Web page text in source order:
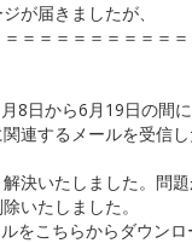
が届きましたが、
＝＝＝＝＝＝＝＝＝
8日から6月19日の間
連するメールを受信
決いたしました。問
いたしました。
をこちらからダウン